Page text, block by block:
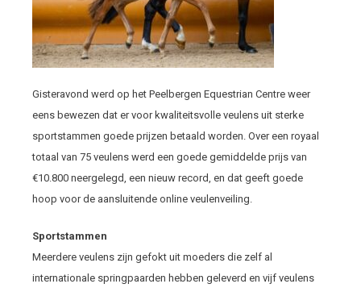
Gisteravond werd op het Peelbergen Equestrian Centre weer
eens bewezen dat er voor kwaliteitsvolle veulens uit sterke
sportstammen goede prijzen betaald worden. Over een royaal
totaal van 75 veulens werd een goede gemiddelde prijs van
€10.800 neergelegd, een nieuw record, en dat geeft goede
hoop voor de aansluitende online veulenveiling.
Sportstammen
Meerdere veulens zijn gefokt uit moeders die zelf al
internationale springpaarden hebben geleverd en vijf veulens